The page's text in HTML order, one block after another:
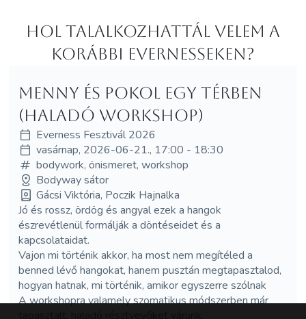
Hol Talalkozhattál velem a
korábbi Evernesseken?
Menny és pokol egy térben
(haladó workshop)
Everness Fesztivál 2026
vasárnap, 2026-06-21., 17:00 - 18:30
bodywork, önismeret, workshop
Bodyway sátor
Gácsi Viktória, Poczik Hajnalka
Jó és rossz, ördög és angyal ezek a hangok
észrevétlenül formálják a döntéseidet és a
kapcsolataidat.
Vajon mi történik akkor, ha most nem megítéled a
benned lévő hangokat, hanem pusztán megtapasztalod,
hogyan hatnak, mi történik, amikor egyszerre szólnak
A workshopra valamely szomatikus módszerben már